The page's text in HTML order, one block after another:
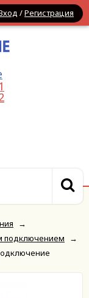
/Регистрация
→
подключением
→